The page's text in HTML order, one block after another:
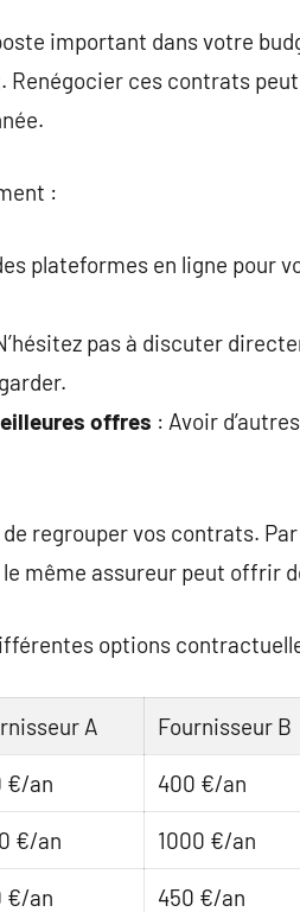
important dans votre
Renégocier ces contrats
:
plateformes en ligne pour
pas à discuter
offres : Avoir
regrouper vos contrats.
même assureur peut offrir
options
A Fournisseur B
€/an 400 €/an
€/an 1000 €/an
€/an 450 €/an